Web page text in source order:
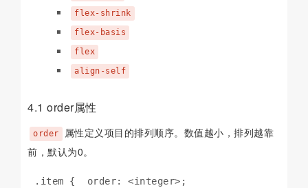
flex-shrink
flex-basis
flex
align-self
4.1 order属性
order
属性定义项目的排列顺序。数值越小，排列越靠
前，默认为0。
.item {  order: <integer>;